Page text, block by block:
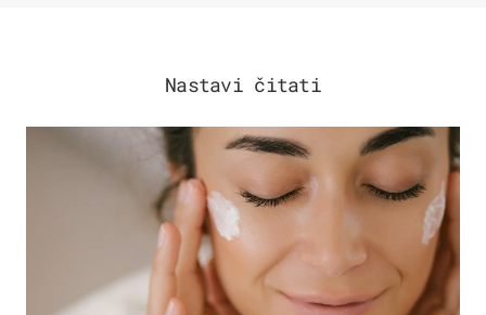
Nastavi čitati
MODA & LJEPOTA